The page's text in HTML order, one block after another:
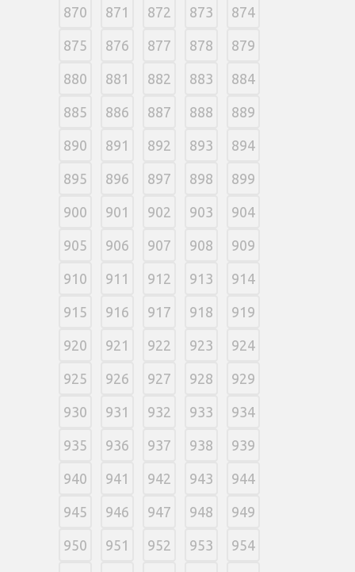
870 871 872 873 874
875 876 877 878 879
880 881 882 883 884
885 886 887 888 889
890 891 892 893 894
895 896 897 898 899
900 901 902 903 904
905 906 907 908 909
910 911 912 913 914
915 916 917 918 919
920 921 922 923 924
925 926 927 928 929
930 931 932 933 934
935 936 937 938 939
940 941 942 943 944
945 946 947 948 949
950 951 952 953 954